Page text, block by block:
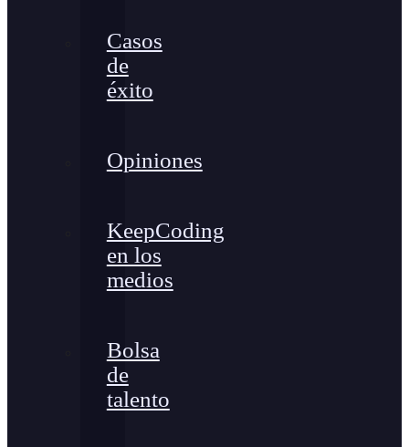
Casos
de
éxito
Opiniones
KeepCoding
en los
medios
Bolsa
de
talento